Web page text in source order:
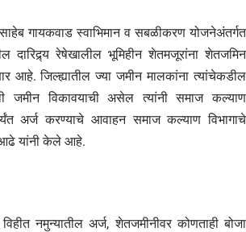
गायकवाड स्वाभिमान व सबळीकरण योजनेअंतर्गत
दारिद्र्य रेषेखालील भूमिहीन शेतमजूरांना शेतजमिन
आहे. जिल्ह्यातील ज्या जमीन मालकांना त्यांचेकडील
जमीन विकावयाची असेल त्यांनी समाज कल्याण
अर्ज करण्याचे आवाहन समाज कल्याण विभागाचे
यांनी केले आहे.
नमुन्यातील अर्ज, शेतजमीनीवर कोणताही बोजा